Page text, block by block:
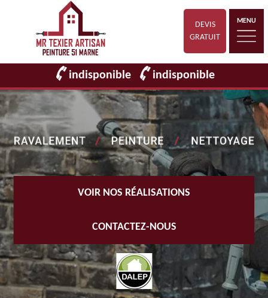
DEVIS
GRATUIT
MENU
indisponible indisponible
VOIR NOS RÉALISATIONS
CONTACTEZ-NOUS